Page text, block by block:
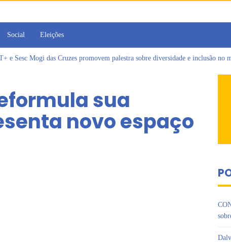
Social Eleições
e Sesc Mogi das Cruzes promovem palestra sobre diversidade e inclusão no
2º encontro da Jornada de Conhecimento em Bem-Estar Animal no Parque
reforçadas de multivacinação, Arujá não registra casos de sarampo há 6 anos
iniciam jornada no Legislativo com participação em Sessão Simulada
sua
novo espaço